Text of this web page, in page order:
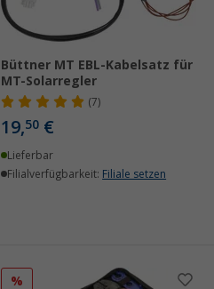
Büttner MT EBL-Kabelsatz für
MT-Solarregler
(7)
19,50€
Lieferbar
Filialverfügbarkeit: Filiale setzen
%